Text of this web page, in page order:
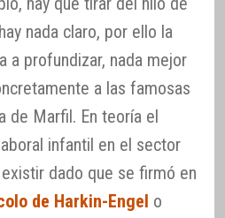
nada claro, por ello la
a profundizar, nada mejor
a las famosas
de Marfil. En teoría el
infantil en el sector
dado que se firmó en
de Harkin-Engel o